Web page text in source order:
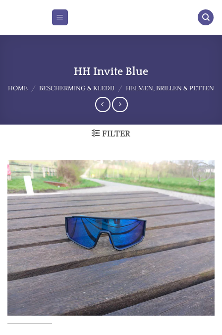
HH Invite Blue
HOME / BESCHERMING & KLEDIJ / HELMEN, BRILLEN & PETTEN
FILTER
Add to
wishlist